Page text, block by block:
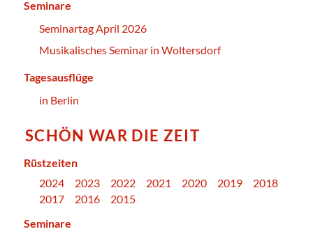
Seminare
Seminartag April 2026
Musikalisches Seminar in Woltersdorf
Tagesausflüge
in Berlin
SCHÖN WAR DIE ZEIT
Rüstzeiten
2024
2023 2022 2021 2020 2019
2018
2017
2016
2015
Seminare